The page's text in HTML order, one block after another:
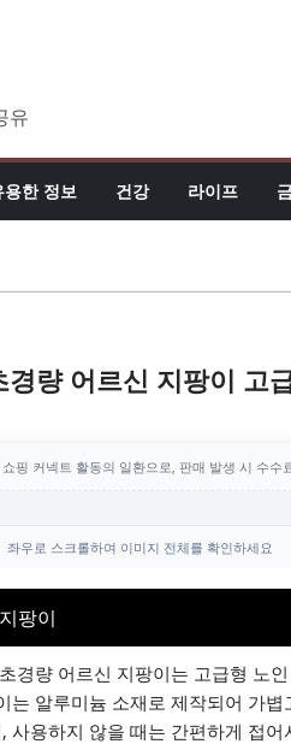
유
용한 정보 건강 라이프
량 어르신 지팡이 고
핑 커넥트 활동의 일환으로, 판매 발생 시 수수
좌우로 스크롤하여 이미지 전체를 확인하세요
팡이
경량 어르신 지팡이는 고급형 노
는 알루미늄 소재로 제작되어 가
사용하지 않을 때는 간편하게 접